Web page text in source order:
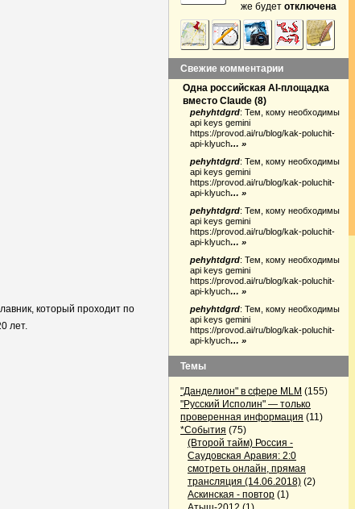
который проходит по
лет.
же будет отключена
Свежие комментарии
Одна российская AI-площадка
вместо Claude (8)
pehyhtdgrd: Тем, кому необходимы
api keys gemini
https://provod.ai/ru/blog/kak-poluchit-
api-klyuch… »
pehyhtdgrd: Тем, кому необходимы
api keys gemini
https://provod.ai/ru/blog/kak-poluchit-
api-klyuch… »
pehyhtdgrd: Тем, кому необходимы
api keys gemini
https://provod.ai/ru/blog/kak-poluchit-
api-klyuch… »
pehyhtdgrd: Тем, кому необходимы
api keys gemini
https://provod.ai/ru/blog/kak-poluchit-
api-klyuch… »
pehyhtdgrd: Тем, кому необходимы
api keys gemini
https://provod.ai/ru/blog/kak-poluchit-
api-klyuch… »
Темы
"Данделион" в сфере MLM (155)
"Русский Исполин" — только
проверенная информация (11)
*События (75)
(Второй тайм) Россия -
Саудовская Аравия: 2:0
смотреть онлайн, прямая
трансляция (14.06.2018) (2)
Аскинская - повтор (1)